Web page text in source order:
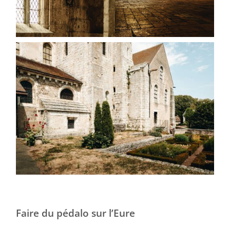
Faire du pédalo sur l’Eure